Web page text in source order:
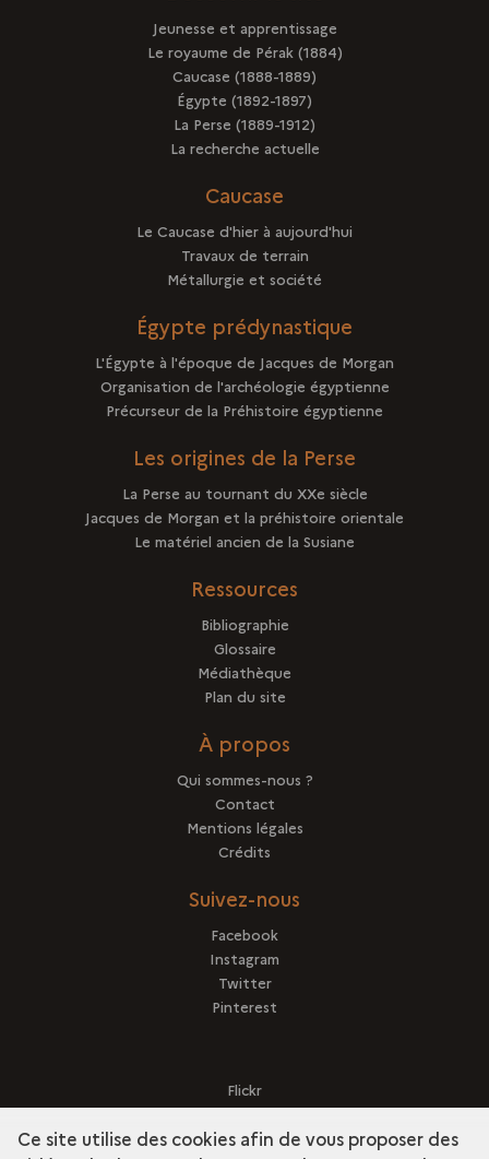
Jeunesse et apprentissage
Le royaume de Pérak (1884)
Caucase (1888-1889)
Égypte (1892-1897)
La Perse (1889-1912)
La recherche actuelle
Caucase
Le Caucase d'hier à aujourd'hui
Travaux de terrain
Métallurgie et société
Égypte prédynastique
L'Égypte à l'époque de Jacques de Morgan
Organisation de l'archéologie égyptienne
Précurseur de la Préhistoire égyptienne
Les origines de la Perse
La Perse au tournant du XXe siècle
Jacques de Morgan et la préhistoire orientale
Le matériel ancien de la Susiane
Ressources
Bibliographie
Glossaire
Médiathèque
Plan du site
À propos
Qui sommes-nous ?
Contact
Mentions légales
Crédits
Suivez-nous
Facebook
Instagram
Twitter
Pinterest
Flickr
Sketchfab
Ce site utilise des cookies afin de vous proposer des